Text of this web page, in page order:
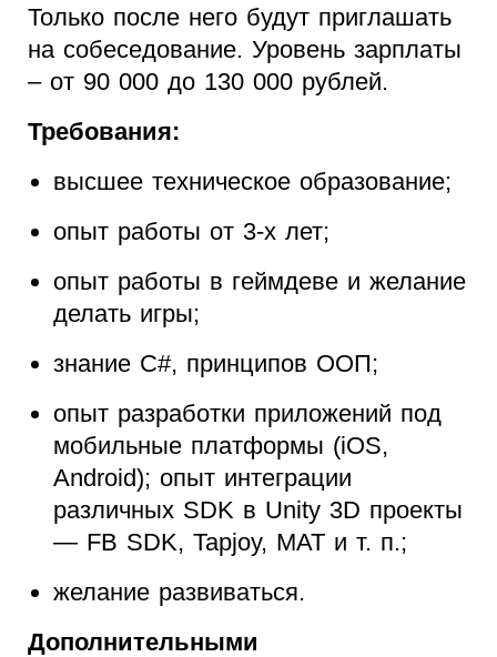
Только после него будут приглашать
на собеседование. Уровень зарплаты
– от 90 000 до 130 000 рублей.
Требования:
высшее техническое образование;
опыт работы от 3-х лет;
опыт работы в геймдеве и желание
делать игры;
знание C#, принципов ООП;
опыт разработки приложений под
мобильные платформы (iOS,
Android); опыт интеграции
различных SDK в Unity 3D проекты
— FB SDK, Tapjoy, MAT и т. п.;
желание развиваться.
Дополнительными